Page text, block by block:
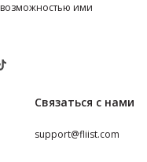
ими
Связаться с нами
support@fliist.com